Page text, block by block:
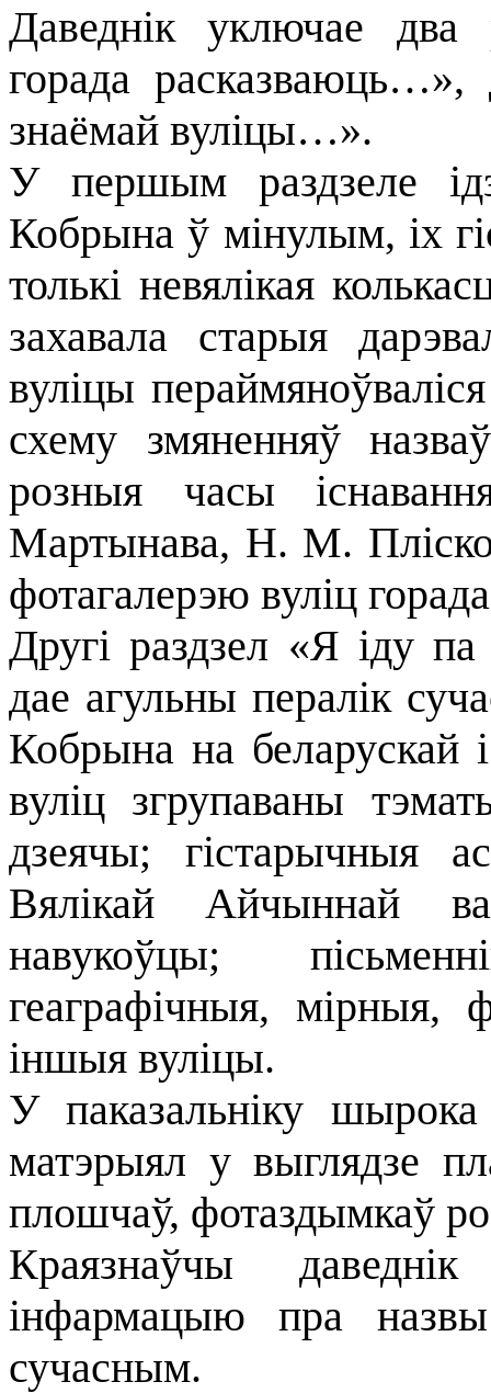
Даведнік уключае
горада
знаёмай вуліцы…».
У першым раздзеле
Кобрына ў мінулым, іх
толькі невялікая
захавала старыя
вуліцы
схему змяненняў
розныя часы
Мартынава, Н. М.
фотагалерэю вуліц
Другі раздзел «Я іду
дае агульны пералік
Кобрына на беларускай
вуліц згрупаваны
дзеячы; гістарычныя
Вялікай Айчыннай
навукоўцы;
геаграфічныя, мірныя,
іншыя вуліцы.
У паказальніку
матэрыял у выглядзе
плошчаў, фотаздымкаў
Краязнаўчы
інфармацыю пра
сучасным.